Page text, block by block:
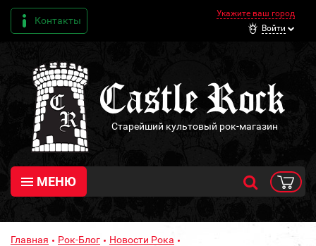
Контакты
Укажите ваш город
Войти
Старейший культовый рок-магазин
МЕНЮ
Главная Рок-Блог
Новости Рока